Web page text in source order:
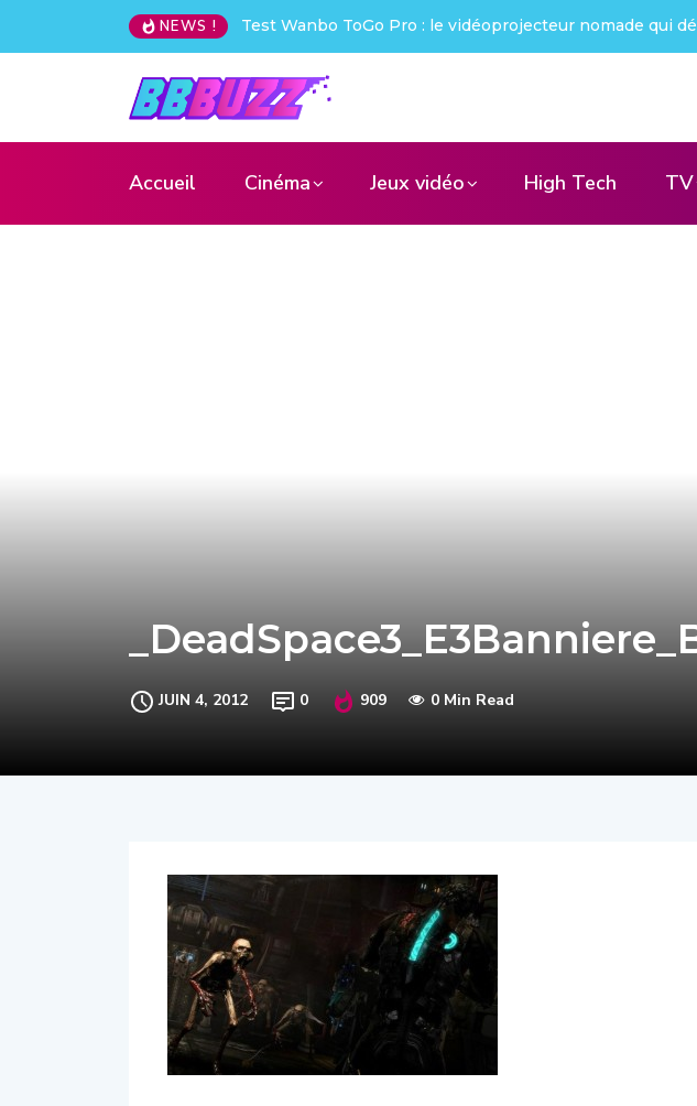
NEWS ! Test Wanbo ToGo Pro : le vidéoprojecteur nomade qui
Accueil Cinéma Jeux vidéo High Tech TV
JUIN 4, 2012 0 909 0 Min Read